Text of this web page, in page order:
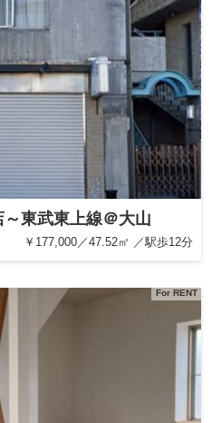
東武東上線＠大山
￥177,000／47.52㎡ ／駅歩12分
For RENT